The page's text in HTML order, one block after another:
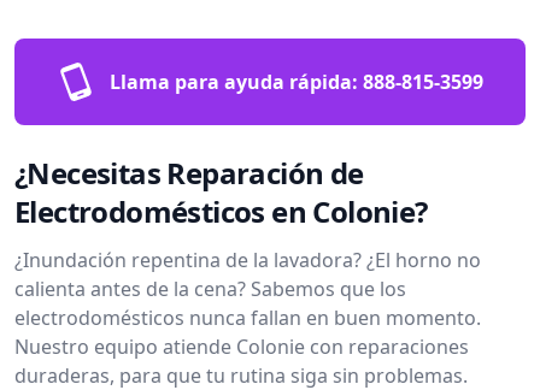
Llama para ayuda rápida: 888-815-3599
¿Necesitas Reparación de
Electrodomésticos en Colonie?
¿Inundación repentina de la lavadora? ¿El horno no
calienta antes de la cena? Sabemos que los
electrodomésticos nunca fallan en buen momento.
Nuestro equipo atiende Colonie con reparaciones
duraderas, para que tu rutina siga sin problemas.